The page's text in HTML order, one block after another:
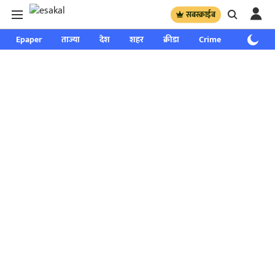
सबस्क्राईब
Epaper ताज्या देश शहर क्रीडा Crime साप्ताहिक